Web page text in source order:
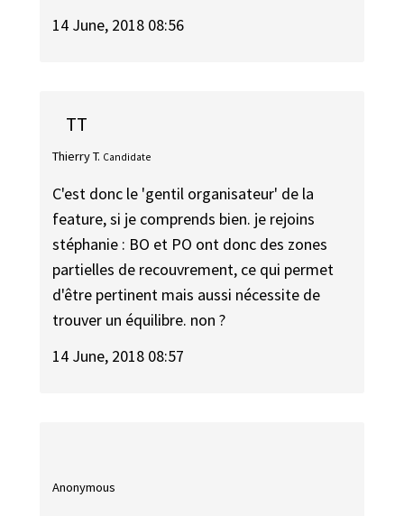
14 June, 2018 08:56
TT
Thierry T. Candidate
C'est donc le 'gentil organisateur' de la
feature, si je comprends bien. je rejoins
stéphanie : BO et PO ont donc des zones
partielles de recouvrement, ce qui permet
d'être pertinent mais aussi nécessite de
trouver un équilibre. non ?
14 June, 2018 08:57
Anonymous